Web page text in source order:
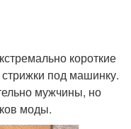
короткие
под машинку.
мужчины, но
моды.